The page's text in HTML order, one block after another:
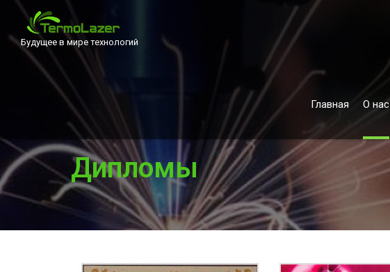
Будущее в мире технологий
Главная О нас
Дипломы